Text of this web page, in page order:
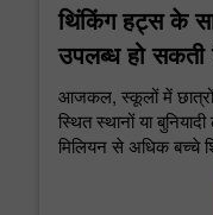
थिंकिंग हट्स के
उपलब्ध हो सकती
आजकल, स्कूलों में छात्रों
स्थित स्थानों या
मिलियन से अधिक बच्चे